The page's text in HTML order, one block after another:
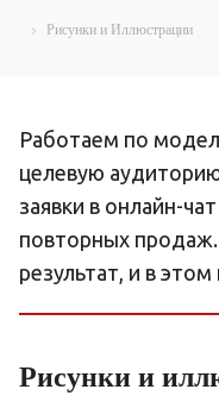
Рисунки и Иллюстрации
Работаем по
целевую
заявки в онлайн-
повторных
результат, и в
Рисунки и